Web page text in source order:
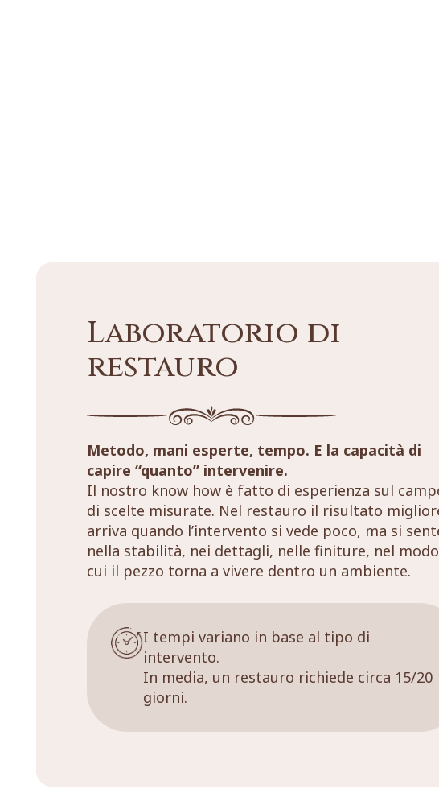
Laboratorio di
restauro
Metodo, mani esperte, tempo. E la capacità di
capire “quanto” intervenire.
Il nostro know how è fatto di esperienza sul
di scelte misurate. Nel restauro il risultato
arriva quando l’intervento si vede poco, ma si
nella stabilità, nei dettagli, nelle finiture, nel
cui il pezzo torna a vivere dentro un ambiente.
I tempi variano in base al tipo di
intervento.
In media, un restauro richiede circa 15/20
giorni.